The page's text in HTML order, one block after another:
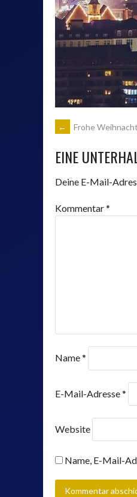
ARTIKEL-
← Frohe
EINE
Deine E-Mail-
Kommentar*
Name*
E-Mail-Adresse*
Website
Name, E-Mail-
APOLDA